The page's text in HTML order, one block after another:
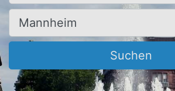
Ort, Stadt
Suchen